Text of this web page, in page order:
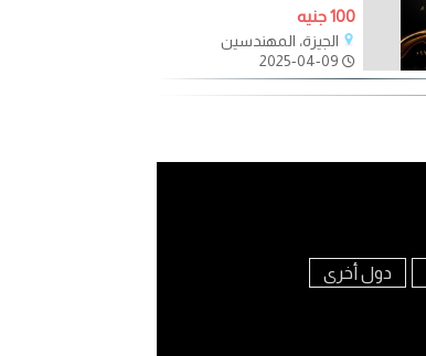
100 جنيه
الجيزة، المهندسين
2025-04-09
دول أخرى